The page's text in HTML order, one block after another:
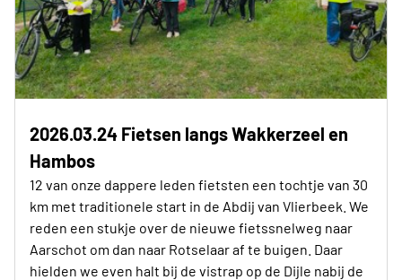
2026.03.24 Fietsen langs Wakkerzeel en
Hambos
12 van onze dappere leden fietsten een tochtje van 30
km met traditionele start in de Abdij van Vlierbeek. We
reden een stukje over de nieuwe fietssnelweg naar
Aarschot om dan naar Rotselaar af te buigen. Daar
hielden we even halt bij de vistrap op de Dijle nabij de